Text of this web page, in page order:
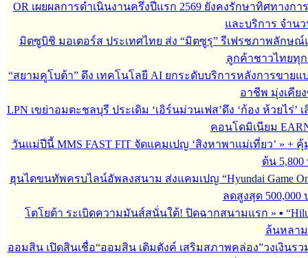
OR เผยผลการดำเนินงานครึ่งปีแรก 2569 ยังคงรักษาทิศทางกา
และบริการ จำนว
มิตซูบิชิ มอเตอร์ส ประเทศไทย ส่ง “มิตซูรุ” รีเฟรชภาพลักษณ์
ลูกค้าชาวไทยทุก
“สยามคูโบต้า” ดึง เทคโนโลยี AI ยกระดับบริการหลังการขาย
อาชีพ มุ่งเคีย
LPN เขย่าอมตะชลบุรี ประเดิม ‘เอิร์นม่วนเฟส’ดึง ‘ก้อง ห้วยไร่’
คอนโดมิเนียม
วันแม่ปีนี้ MMS FAST FIT จัดแคมเปญ ‘สิงหาพาแม่เที่ยว’ » + คุ้
ต้น
ฮุนไดขนทัพครบไลน์อัพลงสนาม ส่งแคมเปญ “Hyundai Game
ลดสูงสุด 500,000
โตโยต้า ระเบิดความมันส์สนั่นใต้! ปิดฉากสนามแรก » ▪︎
ล้นหลาม
ออมสิน เปิดสินเชื่อ“ออมสิน เติมตังค์ เสริมสภาพคล่อง”วงเงินรว